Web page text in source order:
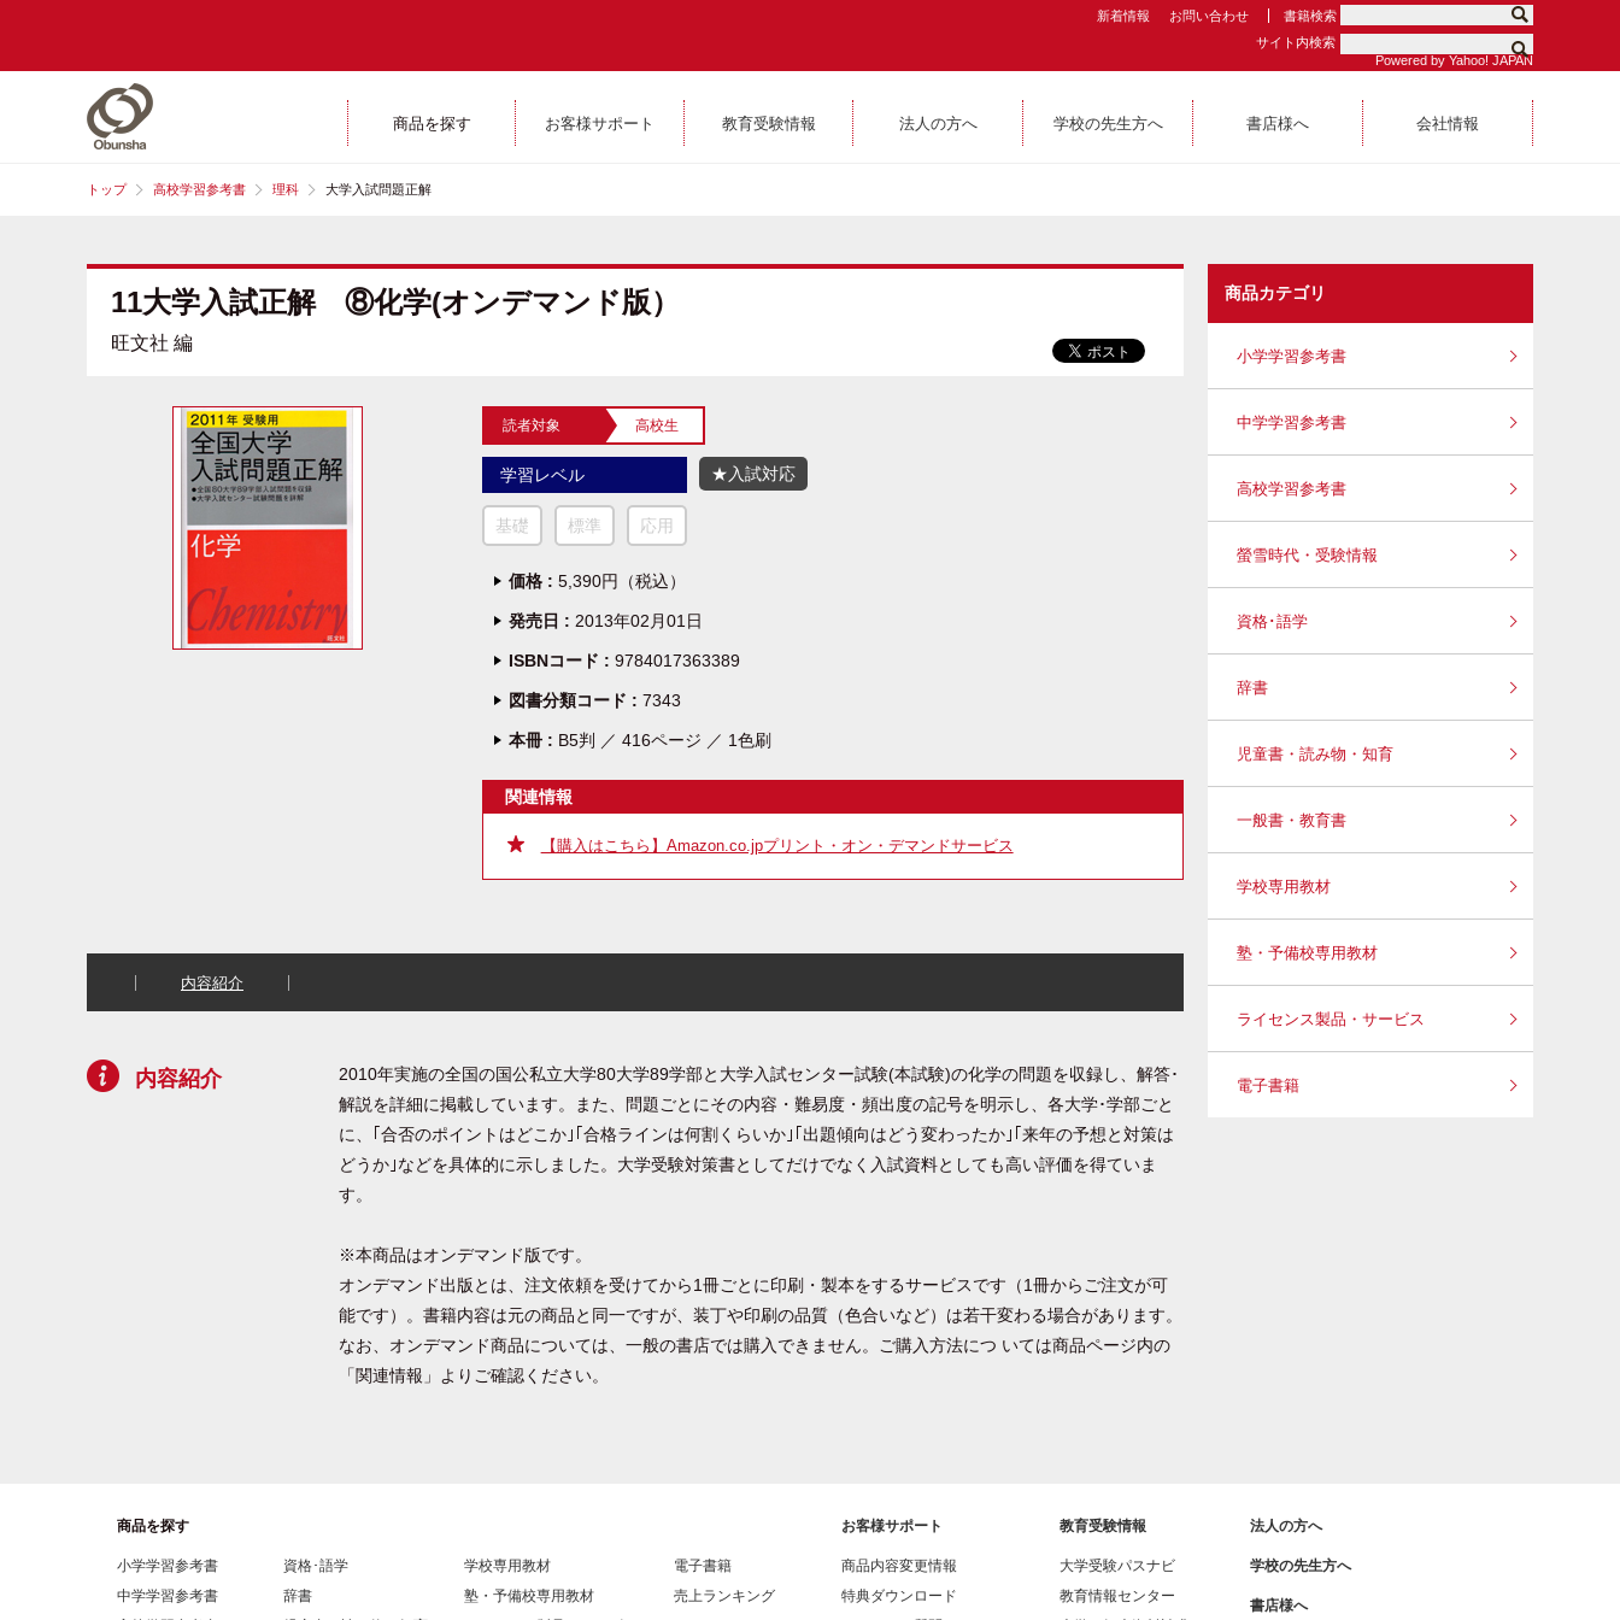
新着情報 お問い合わせ
書籍検索
サイト内検索
Powered by Yahoo! JAPAN
商品を探す お客様サポート 教育受験情報 法人の方へ 学校の先生方へ 書店様へ 会社情報
トップ 高校学習参考書 理科 大学入試問題正解
11大学入試正解 ⑧化学(オンデマンド版）
旺文社 編
読者対象 高校生
学習レベル
基礎 標準 応用
★入試対応
価格 : 5,390円（税込）
発売日 : 2013年02月01日
ISBNコード : 9784017363389
図書分類コード : 7343
本冊 : B5判 ／ 416ページ ／ 1色刷
関連情報
【購入はこちら】Amazon.co.jpプリント・オン・デマンドサービス
内容紹介
内容紹介
2010年実施の全国の国公私立大学80大学89学部と大学入試センター試験(本試験)の化学の問題を収録し、解答･
解説を詳細に掲載しています。また、問題ごとにその内容・難易度・頻出度の記号を明示し、各大学･学部ごと
に、｢合否のポイントはどこか｣｢合格ラインは何割くらいか｣｢出題傾向はどう変わったか｣｢来年の予想と対策は
どうか｣などを具体的に示しました。大学受験対策書としてだけでなく入試資料としても高い評価を得ていま
す。
※本商品はオンデマンド版です。
オンデマンド出版とは、注文依頼を受けてから1冊ごとに印刷・製本をするサービスです（1冊からご注文が可
能です）。書籍内容は元の商品と同一ですが、装丁や印刷の品質（色合いなど）は若干変わる場合があります。
なお、オンデマンド商品については、一般の書店では購入できません。ご購入方法につ いては商品ページ内の
「関連情報」よりご確認ください。
商品カテゴリ
小学学習参考書
中学学習参考書
高校学習参考書
螢雪時代・受験情報
資格･語学
辞書
児童書・読み物・知育
一般書・教育書
学校専用教材
塾・予備校専用教材
ライセンス製品・サービス
電子書籍
商品を探す
小学学習参考書
中学学習参考書
資格･語学
辞書
学校専用教材
塾・予備校専用教材
電子書籍
売上ランキング
お客様サポート
商品内容変更情報
特典ダウンロード
教育受験情報
大学受験パスナビ
教育情報センター
法人の方へ
学校の先生方へ
書店様へ